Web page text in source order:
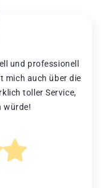
und professionell
mich auch über die
toller Service,
würde!